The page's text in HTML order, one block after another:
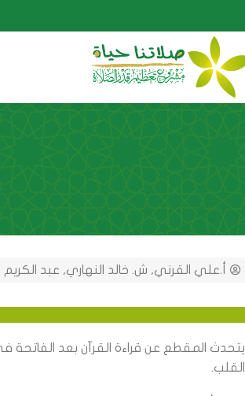
أ.علي القرني, ش. خالد النهاري, عبد
يتحدث المقطع عن قراءة القرآن بعد الفاتحة
القلب.